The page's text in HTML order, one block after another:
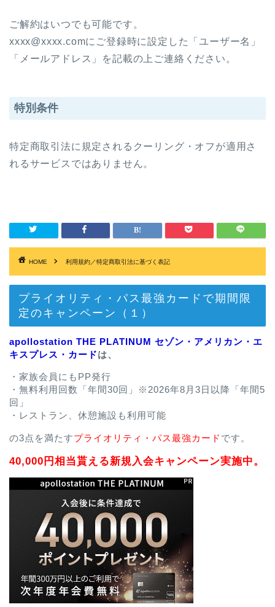
ご解約はいつでも可能です。
xxxx@xxxx.comにご登録時に設定した「ユーザー名」
「メールアドレス」を記載の上ご連絡ください。
特別条件
特定商取引法に規定されるクーリング・オフが適用さ
れるサービスではありません。
HOME 利用規約／特定商取引法に基づく表記
プライオリティ・パス最強カードで期間限
定のキャンペーン（１）
apollostation THE PLATINUM セゾン・アメリカン・エ
キスプレス・カードは、
・家族会員にもPP発行
・無料利用回数「年間30回」※2026年8月3日以降「年間5
回」
・レストラン、休憩施設も利用可能
の3点を満たすプライオリティ・パス最強カード です。
40,000円相当貰える新規入会キャンペーン実施中。